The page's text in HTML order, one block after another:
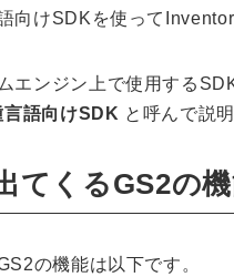
向けSDKを使って
エンジン上で使用する
言語向けSDK と呼んで説
てくるGS2の
の機能は以下です。